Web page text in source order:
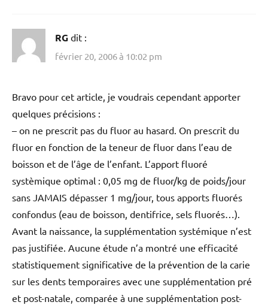
RG dit :
février 20, 2006 à 10:02 pm
Bravo pour cet article, je voudrais cependant apporter
quelques précisions :
– on ne prescrit pas du fluor au hasard. On prescrit du
fluor en fonction de la teneur de fluor dans l’eau de
boisson et de l’âge de l’enfant. L’apport fluoré
systèmique optimal : 0,05 mg de fluor/kg de poids/jour
sans JAMAIS dépasser 1 mg/jour, tous apports fluorés
confondus (eau de boisson, dentifrice, sels fluorés…).
Avant la naissance, la supplémentation systémique n’est
pas justifiée. Aucune étude n’a montré une efficacité
statistiquement significative de la prévention de la carie
sur les dents temporaires avec une supplémentation pré
et post-natale, comparée à une supplémentation post-